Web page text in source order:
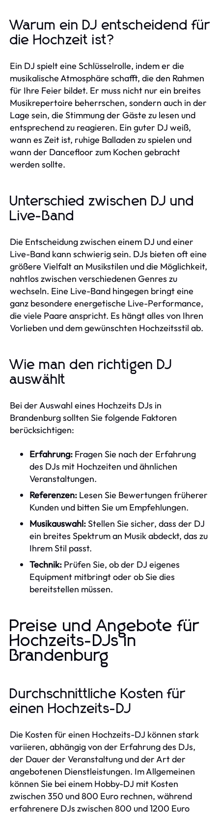
Warum ein DJ entscheidend für
die Hochzeit ist?
Ein DJ spielt eine Schlüsselrolle, indem er die
musikalische Atmosphäre schafft, die den Rahmen
für Ihre Feier bildet. Er muss nicht nur ein breites
Musikrepertoire beherrschen, sondern auch in der
Lage sein, die Stimmung der Gäste zu lesen und
entsprechend zu reagieren. Ein guter DJ weiß,
wann es Zeit ist, ruhige Balladen zu spielen und
wann der Dancefloor zum Kochen gebracht
werden sollte.
Unterschied zwischen DJ und
Live-Band
Die Entscheidung zwischen einem DJ und einer
Live-Band kann schwierig sein. DJs bieten oft eine
größere Vielfalt an Musikstilen und die Möglichkeit,
nahtlos zwischen verschiedenen Genres zu
wechseln. Eine Live-Band hingegen bringt eine
ganz besondere energetische Live-Performance,
die viele Paare anspricht. Es hängt alles von Ihren
Vorlieben und dem gewünschten Hochzeitsstil ab.
Wie man den richtigen DJ
auswählt
Bei der Auswahl eines Hochzeits DJs in
Brandenburg sollten Sie folgende Faktoren
berücksichtigen:
Erfahrung: Fragen Sie nach der Erfahrung
des DJs mit Hochzeiten und ähnlichen
Veranstaltungen.
Referenzen: Lesen Sie Bewertungen früherer
Kunden und bitten Sie um Empfehlungen.
Musikauswahl:Stellen Sie sicher, dass der DJ
ein breites Spektrum an Musik abdeckt, das zu
Ihrem Stil passt.
Technik: Prüfen Sie, ob der DJ eigenes
Equipment mitbringt oder ob Sie dies
bereitstellen müssen.
Preise und Angebote für
Hochzeits-DJs in
Brandenburg
Durchschnittliche Kosten für
einen Hochzeits-DJ
Die Kosten für einen Hochzeits-DJ können stark
variieren, abhängig von der Erfahrung des DJs,
der Dauer der Veranstaltung und der Art der
angebotenen Dienstleistungen. Im Allgemeinen
können Sie bei einem Hobby-DJ mit Kosten
zwischen 350 und 800 Euro rechnen, während
erfahrenere DJs zwischen 800 und 1200 Euro